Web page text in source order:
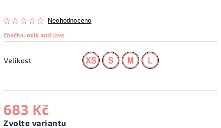
Neohodnoceno
Značka: milk and love
Velikost
683 Kč
Zvolte variantu